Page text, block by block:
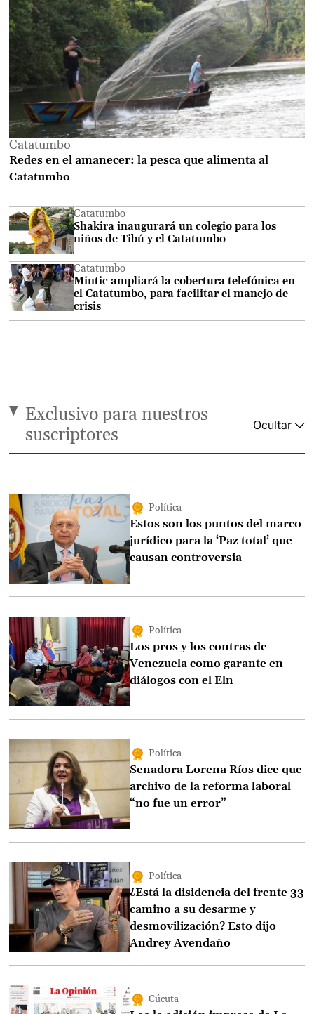
Catatumbo
Redes en el amanecer: la pesca que alimenta al
Catatumbo
Catatumbo
Shakira inaugurará un colegio para los
niños de Tibú y el Catatumbo
Catatumbo
Mintic ampliará la cobertura telefónica en
el Catatumbo, para facilitar el manejo de
crisis
Exclusivo para nuestros
suscriptores
Política
Estos son los puntos del marco
jurídico para la ‘Paz total’ que
causan controversia
Política
Los pros y los contras de
Venezuela como garante en
diálogos con el Eln
Política
Senadora Lorena Ríos dice que
archivo de la reforma laboral
“no fue un error”
Política
¿Está la disidencia del frente 33
camino a su desarme y
desmovilización? Esto dijo
Andrey Avendaño
Cúcuta